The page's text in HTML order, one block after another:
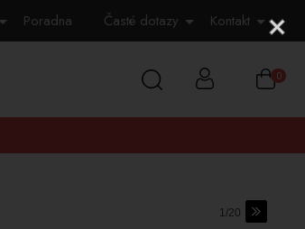
0
Poradna Časté dotazy Kontakt
1/20